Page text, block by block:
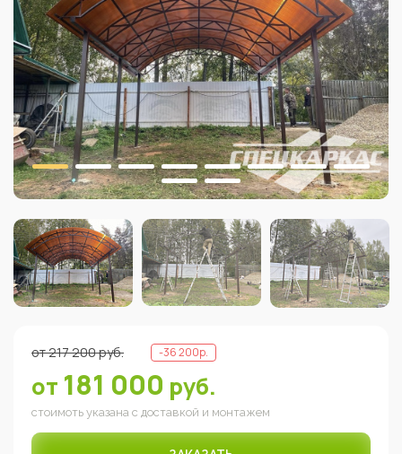
от217 200руб. -36 200р.
от 181 000 руб.
стоимоть указана с доставкой и монтажем